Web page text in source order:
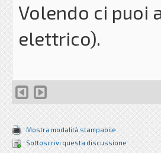
Volendo ci puoi
elettrico).
Mostra modalità stampabile
Sottoscrivi questa discussione